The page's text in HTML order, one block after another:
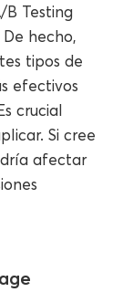
Testing
hecho,
tipos de
efectivos
crucial
Si cree
afectar